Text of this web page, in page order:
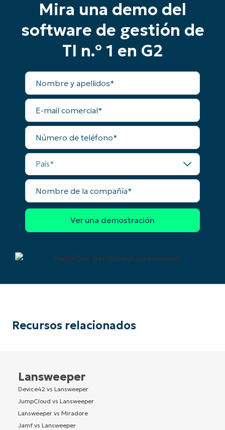
Mira una demo del
software de gestión de
TI n.º 1 en G2
Nombre
apellidos
E-
mail
comercial
Número
teléfono
País
Nombre
la
compañía
Recursos relacionados
Lansweeper
Device42 vs Lansweeper
JumpCloud vs Lansweeper
Lansweeper vs Miradore
Jamf vs Lansweeper
Business
email*
number*
País
Company
name*